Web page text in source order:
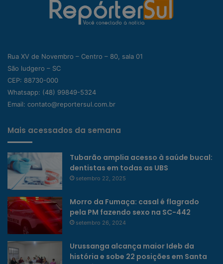
Rua XV de Novembro – Centro – 80, sala 01
São ludgero – SC
CEP: 88730-000
Whatsapp: (48) 99849-5324
Email: contato@reportersul.com.br
Mais acessados da semana
Tubarão amplia acesso à saúde bucal:
dentistas em todas as UBS
setembro 22, 2025
Morro da Fumaça: casal é flagrado
pela PM fazendo sexo na SC-442
setembro 26, 2024
Urussanga alcança maior Ideb da
história e sobe 22 posições em Santa